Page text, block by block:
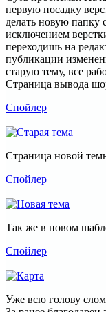
первую посадку
делать новую папку
исключением
переходишь на
публикации
старую тему, все
Страница вывода
Спойлер
Страница новой
Спойлер
Так же в новом
Спойлер
Уже всю голову